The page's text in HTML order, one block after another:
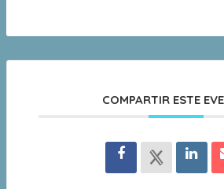
COMPARTIR ESTE